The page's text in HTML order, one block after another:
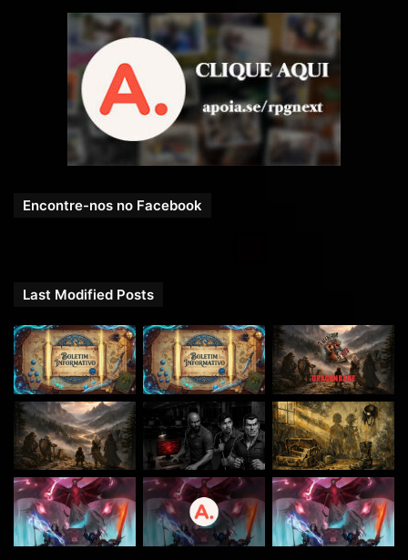
Encontre-nos no Facebook
Last Modified Posts